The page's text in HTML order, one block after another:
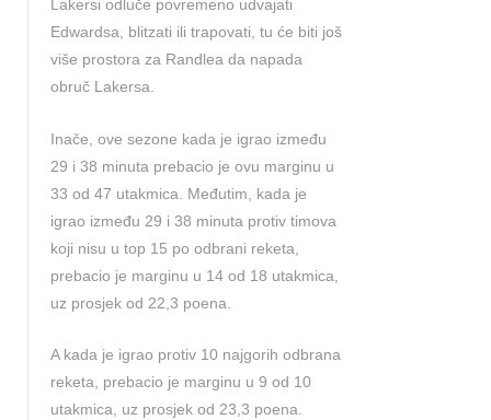
Lakersi odluče povremeno udvajati
Edwardsa, blitzati ili trapovati, tu će biti još
više prostora za Randlea da napada
obruč Lakersa.
Inače, ove sezone kada je igrao između
29 i 38 minuta prebacio je ovu marginu u
33 od 47 utakmica. Međutim, kada je
igrao između 29 i 38 minuta protiv timova
koji nisu u top 15 po odbrani reketa,
prebacio je marginu u 14 od 18 utakmica,
uz prosjek od 22,3 poena.
A kada je igrao protiv 10 najgorih odbrana
reketa, prebacio je marginu u 9 od 10
utakmica, uz prosjek od 23,3 poena.